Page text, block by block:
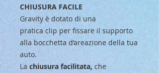
CHIUSURA FACILE
Gravity è dotato di una
pratica clip per fissare il supporto
alla bocchetta d’areazione della tua
auto.
La chiusura facilitata, che